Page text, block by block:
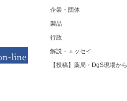
企業・団体
製品
行政
解説・エッセイ
【投稿】薬局・DgS現場から